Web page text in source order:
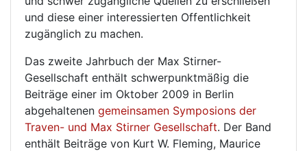
und diese einer interessierten Offentlichkeit
zugänglich zu machen.
Das zweite Jahrbuch der Max Stirner-
Gesellschaft enthält schwerpunktmäßig die
Beiträge einer im Oktober 2009 in Berlin
abgehaltenen gemeinsamen Symposions der
Traven- und Max Stirner Gesellschaft. Der Band
enthält Beiträge von Kurt W. Fleming, Maurice